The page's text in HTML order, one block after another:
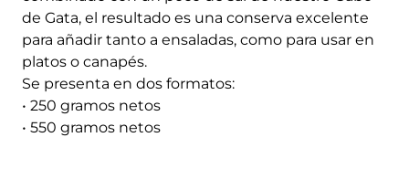
de Gata, el resultado es una conserva excelente
para añadir tanto a ensaladas, como para usar en
platos o canapés.
Se presenta en dos formatos:
• 250 gramos netos
• 550 gramos netos